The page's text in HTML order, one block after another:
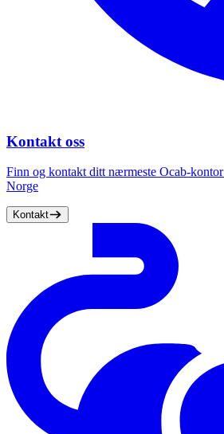
Kontakt oss
Finn og kontakt ditt nærmeste Ocab-
Norge
Kontakt